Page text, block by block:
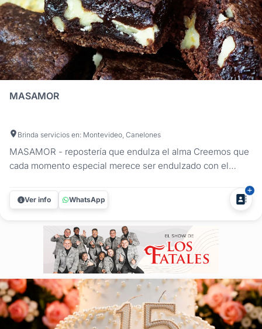
MASAMOR
Brinda servicios en: Montevideo, Canelones
MASAMOR - repostería que endulza el alma Creemos que
cada momento especial merece ser endulzado con el
arte que no solo deleitan el paladar, sino que también
enamoran a la vista. Nuestros dulces Desde clásicos
Ver info WhatsApp